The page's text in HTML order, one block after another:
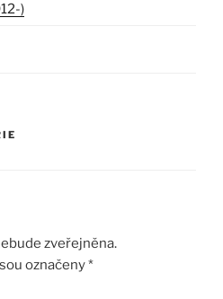
)
zveřejněna.
označeny*